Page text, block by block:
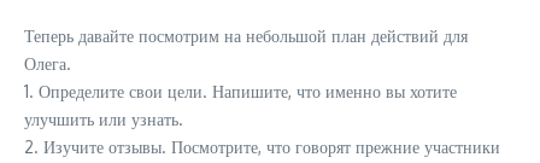
Теперь давайте посмотрим на небольшой план действий для
Олега.
1. Определите свои цели. Напишите, что именно вы хотите
улучшить или узнать.
2. Изучите отзывы. Посмотрите, что говорят прежние участники